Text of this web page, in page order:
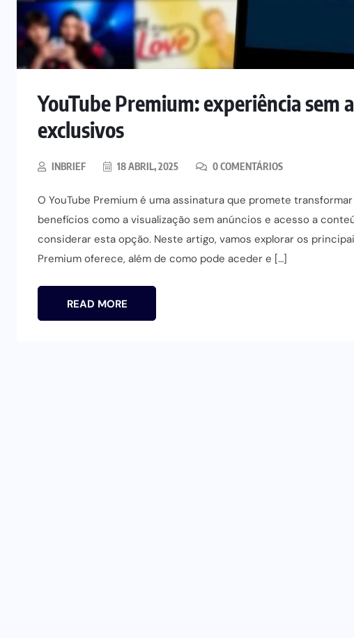
YouTube Premium: experiência sem
exclusivos
INBRIEF 18 ABRIL, 2025 0 COMENTÁRIOS
O YouTube Premium é uma assinatura que promete
benefícios como a visualização sem anúncios e acesso a
considerar esta opção. Neste artigo, vamos explorar os
Premium oferece, além de como pode aceder e […]
READ MORE